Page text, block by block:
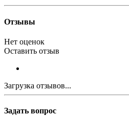
Отзывы
Нет оценок
Оставить отзыв
Загрузка отзывов...
Задать вопрос